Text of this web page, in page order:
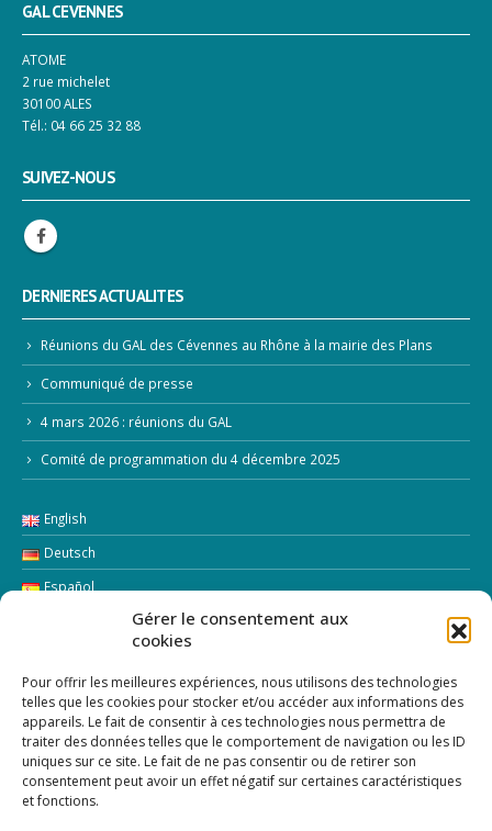
Gérer le consentement aux
cookies
Pour offrir les meilleures expériences, nous utilisons des technologies
telles que les cookies pour stocker et/ou accéder aux informations des
appareils. Le fait de consentir à ces technologies nous permettra de
traiter des données telles que le comportement de navigation ou les ID
uniques sur ce site. Le fait de ne pas consentir ou de retirer son
consentement peut avoir un effet négatif sur certaines caractéristiques
et fonctions.
GAL CEVENNES
ATOME
2 rue michelet
30100 ALES
Tél.: 04 66 25 32 88
SUIVEZ-NOUS
DERNIERES ACTUALITES
Réunions du GAL des Cévennes au Rhône à la mairie des Plans
Communiqué de presse
4 mars 2026 : réunions du GAL
Comité de programmation du 4 décembre 2025
English
Deutsch
Español
LETTRE D’INFORMATION
Addresse Email: